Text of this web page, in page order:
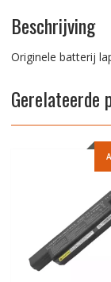
Beschrijving
Originele batterij
Gerelateerde